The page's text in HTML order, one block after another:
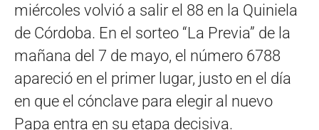
miércoles volvió a salir el 88 en la Quiniela
de Córdoba. En el sorteo “La Previa” de la
mañana del 7 de mayo, el número 6788
apareció en el primer lugar, justo en el día
en que el cónclave para elegir al nuevo
Papa entra en su etapa decisiva.